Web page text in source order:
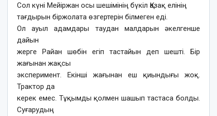
Сол күні Мейіржан осы шешімінің бүкіл Қазақ елінің
тағдырын біржолата өзгертерін білмеген еді.
Ол ауыл адамдары таудан малдарын әкелгенше
дайын
жерге Райан шөбін егіп тастайын деп шешті. Бір
жағынан жақсы
эксперимент. Екінші жағынан еш қиындығы жоқ.
Трактор да
керек емес. Тұқымды қолмен шашып тастаса болды.
Суғарудың